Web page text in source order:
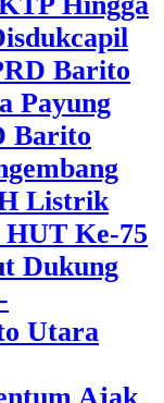
Barito
Payung
Barito
Listrik
HUT Ke-75
Dukung
Utara